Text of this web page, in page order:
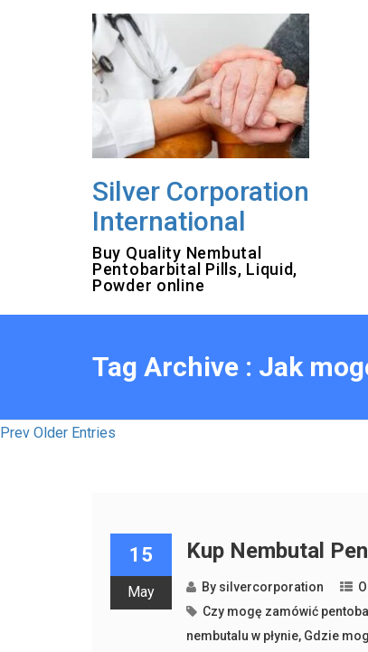
Silver Corporation
International
Buy Quality Nembutal
Pentobarbital Pills, Liquid,
Powder online
Tag Archive : Jak
Prev Older Entries
15
May
Kup Nembutal
By silvercorporation
Czy mogę zamówić
nembutalu w płynie, Gdzie